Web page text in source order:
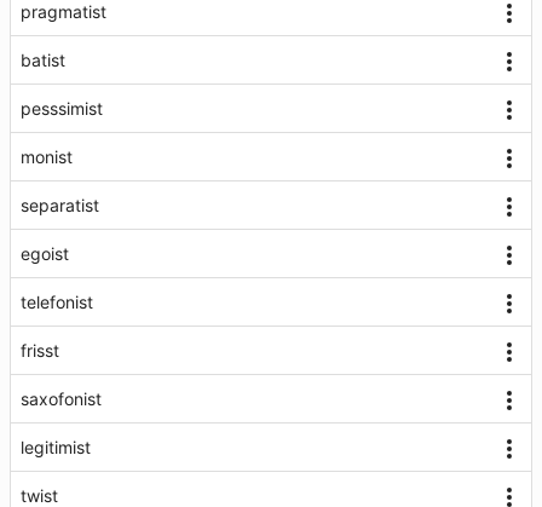
pragmatist
batist
pesssimist
monist
separatist
egoist
telefonist
frisst
saxofonist
legitimist
twist